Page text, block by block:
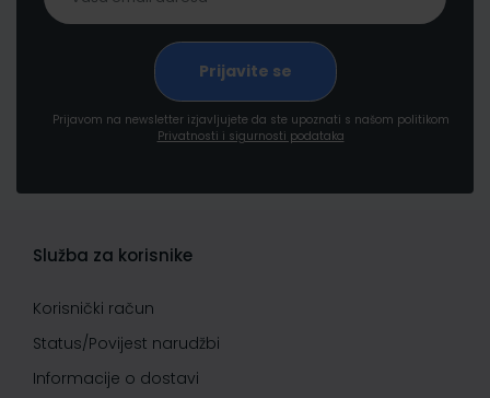
Prijavom na newsletter izjavljujete da ste upoznati s našom politikom
Privatnosti i sigurnosti podataka
Služba za korisnike
Korisnički račun
Status/Povijest narudžbi
Informacije o dostavi